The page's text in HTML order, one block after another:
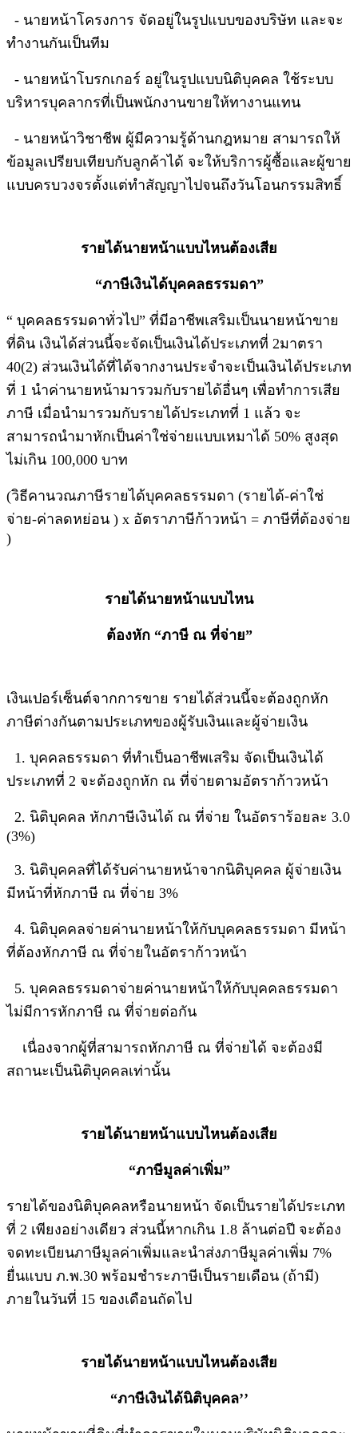
- นายหน้าโครงการ จัดอยู่ในรูปแบบของบริษัท และจะ
ทำงานกันเป็นทีม
- นายหน้าโบรกเกอร์ อยู่ในรูปแบบนิติบุคคล ใช้ระบบ
บริหารบุคลากรที่เป็นพนักงานขายให้ทางานแทน
- นายหน้าวิชาชีพ ผู้มีความรู้ด้านกฎหมาย สามารถให้
ข้อมูลเปรียบเทียบกับลูกค้าได้ จะให้บริการผู้ซื้อและผู้ขาย
แบบครบวงจรตั้งแต่ทำสัญญาไปจนถึงวันโอนกรรมสิทธิ์
รายได้นายหน้าแบบไหนต้องเสีย
“ภาษีเงินได้บุคคลธรรมดา”
“ บุคคลธรรมดาทั่วไป” ที่มีอาชีพเสริมเป็นนายหน้าขาย
ที่ดิน เงินได้ส่วนนี้จะจัดเป็นเงินได้ประเภทที่ 2มาตรา
40(2) ส่วนเงินได้ที่ได้จากงานประจำจะเป็นเงินได้ประเภท
ที่ 1 นำค่านายหน้ามารวมกับรายได้อื่นๆ เพื่อทำการเสีย
ภาษี เมื่อนำมารวมกับรายได้ประเภทที่ 1 แล้ว จะ
สามารถนำมาหักเป็นค่าใช่จ่ายแบบเหมาได้ 50% สูงสุด
ไม่เกิน 100,000 บาท
(วิธีคานวณภาษีรายได้บุคคลธรรมดา (รายได้-ค่าใช่
จ่าย-ค่าลดหย่อน ) x อัตราภาษีก้าวหน้า = ภาษีที่ต้องจ่าย
)
รายได้นายหน้าแบบไหน
ต้องหัก “ภาษี ณ ที่จ่าย”
เงินเปอร์เซ็นต์จากการขาย รายได้ส่วนนี้จะต้องถูกหัก
ภาษีต่างกันตามประเภทของผู้รับเงินและผู้จ่ายเงิน
1. บุคคลธรรมดา ที่ทำเป็นอาชีพเสริม จัดเป็นเงินได้
ประเภทที่ 2 จะต้องถูกหัก ณ ที่จ่ายตามอัตราก้าวหน้า
2. นิติบุคคล หักภาษีเงินได้ ณ ที่จ่าย ในอัตราร้อยละ 3.0
(3%)
3. นิติบุคคลที่ได้รับค่านายหน้าจากนิติบุคคล ผู้จ่ายเงิน
มีหน้าที่หักภาษี ณ ที่จ่าย 3%
4. นิติบุคคลจ่ายค่านายหน้าให้กับบุคคลธรรมดา มีหน้า
ที่ต้องหักภาษี ณ ที่จ่ายในอัตราก้าวหน้า
5. บุคคลธรรมดาจ่ายค่านายหน้าให้กับบุคคลธรรมดา
ไม่มีการหักภาษี ณ ที่จ่ายต่อกัน
เนื่องจากผู้ที่สามารถหักภาษี ณ ที่จ่ายได้ จะต้องมี
สถานะเป็นนิติบุคคลเท่านั้น
รายได้นายหน้าแบบไหนต้องเสีย
“ภาษีมูลค่าเพิ่ม”
รายได้ของนิติบุคคลหรือนายหน้า จัดเป็นรายได้ประเภท
ที่ 2 เพียงอย่างเดียว ส่วนนี้หากเกิน 1.8 ล้านต่อปี จะต้อง
จดทะเบียนภาษีมูลค่าเพิ่มและนำส่งภาษีมูลค่าเพิ่ม 7%
ยื่นแบบ ภ.พ.30 พร้อมชำระภาษีเป็นรายเดือน (ถ้ามี)
ภายในวันที่ 15 ของเดือนถัดไป
รายได้นายหน้าแบบไหนต้องเสีย
“ภาษีเงินได้นิติบุคคล’’